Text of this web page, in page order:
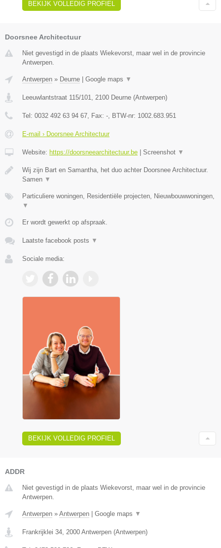
BEKIJK VOLLEDIG PROFIEL
Doorsnee Architectuur
Niet gevestigd in de plaats Wiekevorst, maar wel in de provincie
Antwerpen.
Antwerpen » Deurne Google maps ▼
Leeuwlantstraat 115/101, 2100 Deurne (Antwerpen)
Tel: 0032 492 63 94 67, Fax: -, BTW-nr: 1002.683.951
E-mail › Doorsnee Architectuur
Website: https://doorsneearchitectuur.be Screenshot ▼
Wij zijn Bart en Samantha, het duo achter Doorsnee Architectuur.
Samen ▼
Particuliere woningen, Residentiële projecten, Nieuwbouwwoningen,
▼
Er wordt gewerkt op afspraak.
Laatste facebook posts ▼
Sociale media:
BEKIJK VOLLEDIG PROFIEL
ADDR
Niet gevestigd in de plaats Wiekevorst, maar wel in de provincie
Antwerpen.
Antwerpen » Antwerpen Google maps ▼
Frankrijklei 34 2000 Antwerpen (Antwerpen)